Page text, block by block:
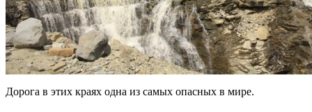
Дорога в этих краях одна из самых опасных в мире.